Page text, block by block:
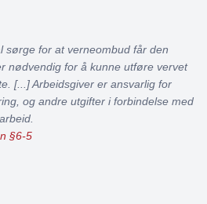
sørge for at verneombud får den
nødvendig for å kunne utføre vervet
[...] Arbeidsgiver er ansvarlig for
og andre utgifter i forbindelse med
§6-5